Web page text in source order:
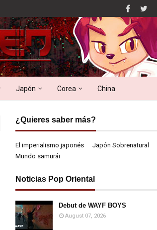
Japón Corea China
¿Quieres saber más?
El imperialismo japonés
Japón Sobrenatural
Mundo samurái
Noticias Pop Oriental
Debut de WAYF BOYS
August 07, 2026